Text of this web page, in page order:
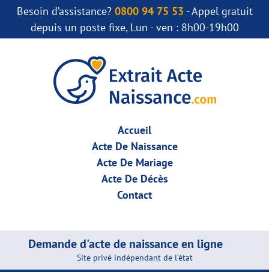
Besoin d’assistance? 0800 94 75 53 - Appel gratuit
depuis un poste fixe, Lun - ven : 8h00-19h00
Accueil
Acte De Naissance
Acte De Mariage
Acte De Décès
Contact
Demande d'acte de naissance en ligne
Site privé indépendant de l'état